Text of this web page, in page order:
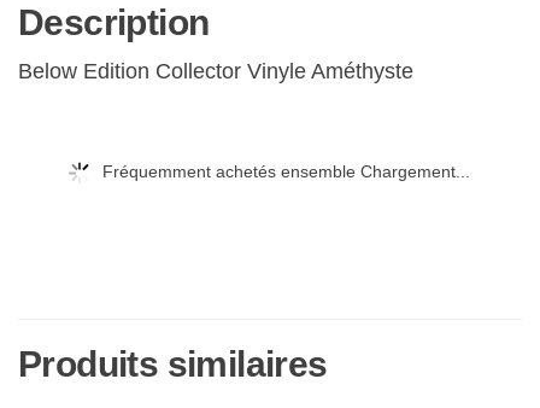
Description
Below Edition Collector Vinyle Améthyste
Fréquemment achetés ensemble Chargement...
Produits similaires